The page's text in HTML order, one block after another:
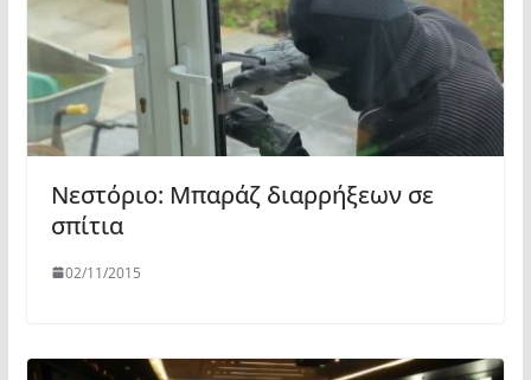
Νεστόριο: Μπαράζ διαρρήξεων σε
σπίτια
02/11/2015